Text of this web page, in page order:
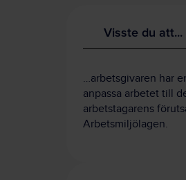
Visste du att...
…arbetsgivaren har
anpassa arbetet till
arbetstagarens
Arbetsmiljölagen.